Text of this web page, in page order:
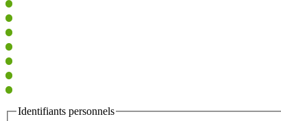
Identifiants personnels